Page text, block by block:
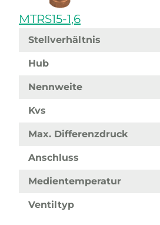
MTRS15-1,6
Stellverhältnis
Hub
Nennweite
Kvs
Max. Differenzdruck
Anschluss
Medientemperatur
Ventiltyp